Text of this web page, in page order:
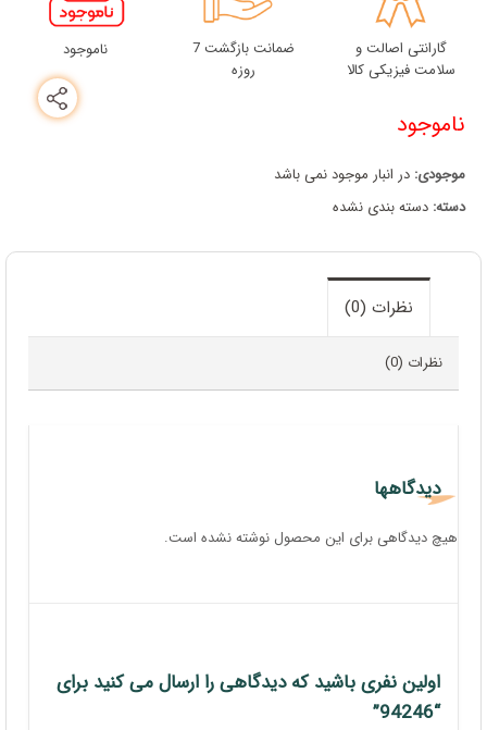
گارانتی اصالت و
سلامت فیزیکی کالا
ضمانت بازگشت 7
روزه
ناموجود
ناموجود
موجودی: در انبار موجود نمی باشد
دسته: دسته بندی نشده
نظرات (0)
نظرات (0)
دیدگاهها
هیچ دیدگاهی برای این محصول نوشته نشده است.
اولین نفری باشید که دیدگاهی را ارسال می کنید برای
“94246”